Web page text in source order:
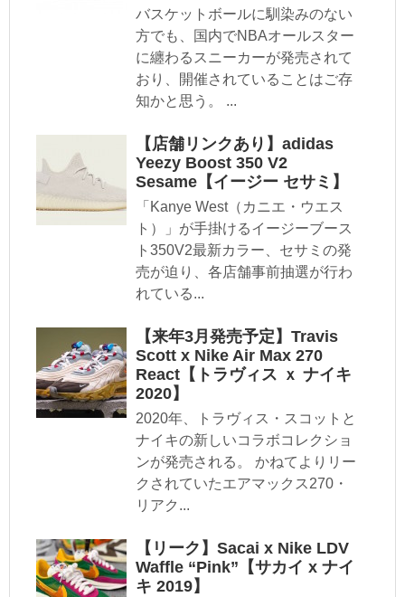
バスケットボールに馴染みのない
方でも、国内でNBAオールスター
に纏わるスニーカーが発売されて
おり、開催されていることはご存
知かと思う。 ...
【店舗リンクあり】adidas
Yeezy Boost 350 V2
Sesame【イージー セサミ】
「Kanye West（カニエ・ウエス
ト）」が手掛けるイージーブース
ト350V2最新カラー、セサミの発
売が迫り、各店舗事前抽選が行わ
れている...
【来年3月発売予定】Travis
Scott x Nike Air Max 270
React【トラヴィス ｘ ナイキ
2020】
2020年、トラヴィス・スコットと
ナイキの新しいコラボコレクショ
ンが発売される。 かねてよりリー
クされていたエアマックス270・
リアク...
【リーク】Sacai x Nike LDV
Waffle “Pink”【サカイ x ナイ
キ 2019】